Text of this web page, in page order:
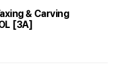
& Carving
[3A]